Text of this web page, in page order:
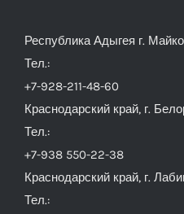
Республика Адыгея г.
Тел.:
+7-928-211-48-60
Краснодарский край, г.
Тел.:
+7-938 550-22-38
Краснодарский край, г.
Тел.: